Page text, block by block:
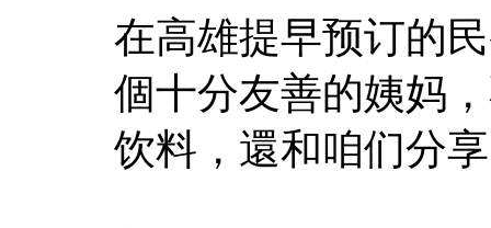
在高雄提早预订的
個十分友善的姨妈
饮料，還和咱们分